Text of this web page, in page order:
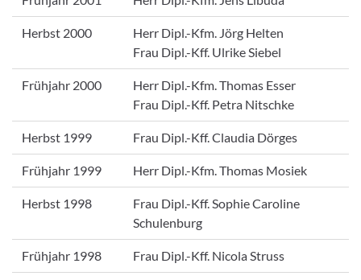
Herbst 2000
Herr Dipl.-Kfm. Jörg Helten
Frau Dipl.-Kff. Ulrike Siebel
Frühjahr 2000
Herr Dipl.-Kfm. Thomas Esser
Frau Dipl.-Kff. Petra Nitschke
Herbst 1999 Frau Dipl.-Kff. Claudia Dörges
Frühjahr 1999 Herr Dipl.-Kfm. Thomas Mosiek
Herbst 1998
Frau Dipl.-Kff. Sophie Caroline
Schulenburg
Frühjahr 1998 Frau Dipl.-Kff. Nicola Struss